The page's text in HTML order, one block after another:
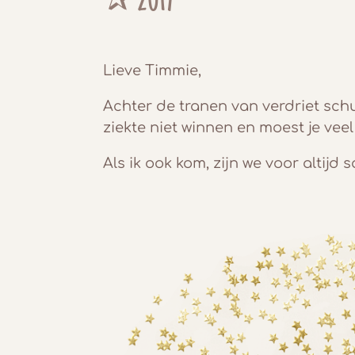
Lieve Timmie,
Achter de tranen van verdriet
ziekte niet winnen en moest je
Als ik ook kom, zijn we voor altijd